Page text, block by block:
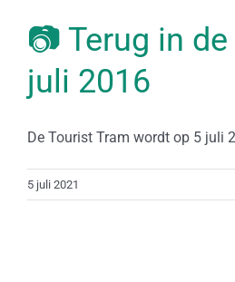
📷 Terug in
juli 2016
De Tourist Tram wordt op 5 juli
5 juli 2021